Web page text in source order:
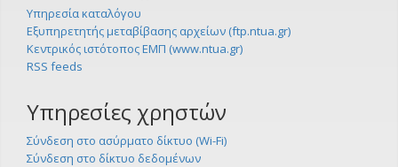
Υπηρεσία καταλόγου
Εξυπηρετητής μεταβίβασης αρχείων (ftp.ntua.gr)
Κεντρικός ιστότοπος ΕΜΠ (www.ntua.gr)
RSS feeds
Υπηρεσίες χρηστών
Σύνδεση στο ασύρματο δίκτυο (Wi-Fi)
Σύνδεση στο δίκτυο δεδομένων